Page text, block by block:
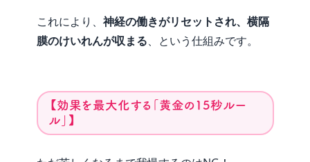
これにより、 神経の働きがリセットされ、横隔
膜のけいれんが収まる、という仕組みです。
【効果を最大化する「黄金の15秒ルー
ル」】